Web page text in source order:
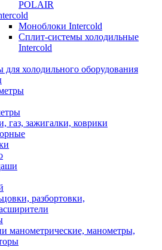
POLAIR
Моноблоки Intercold
Сплит-системы холодильные
Intercold
холодильного оборудования
газ, зажигалки, коврики
разбортовки,
манометрические, манометры,